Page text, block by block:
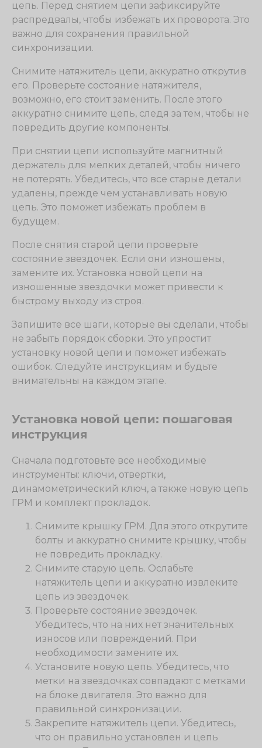
цепь. Перед снятием цепи зафиксируйте
распредвалы, чтобы избежать их проворота. Это
важно для сохранения правильной
синхронизации.
Снимите натяжитель цепи, аккуратно открутив
его. Проверьте состояние натяжителя,
возможно, его стоит заменить. После этого
аккуратно снимите цепь, следя за тем, чтобы не
повредить другие компоненты.
При снятии цепи используйте магнитный
держатель для мелких деталей, чтобы ничего
не потерять. Убедитесь, что все старые детали
удалены, прежде чем устанавливать новую
цепь. Это поможет избежать проблем в
будущем.
После снятия старой цепи проверьте
состояние звездочек. Если они изношены,
замените их. Установка новой цепи на
изношенные звездочки может привести к
быстрому выходу из строя.
Запишите все шаги, которые вы сделали, чтобы
не забыть порядок сборки. Это упростит
установку новой цепи и поможет избежать
ошибок. Следуйте инструкциям и будьте
внимательны на каждом этапе.
Установка новой цепи: пошаговая
инструкция
Сначала подготовьте все необходимые
инструменты: ключи, отвертки,
динамометрический ключ, а также новую цепь
ГРМ и комплект прокладок.
Снимите крышку ГРМ. Для этого открутите
болты и аккуратно снимите крышку, чтобы
не повредить прокладку.
Снимите старую цепь. Ослабьте
натяжитель цепи и аккуратно извлеките
цепь из звездочек.
Проверьте состояние звездочек.
Убедитесь, что на них нет значительных
износов или повреждений. При
необходимости замените их.
Установите новую цепь. Убедитесь, что
метки на звездочках совпадают с метками
на блоке двигателя. Это важно для
правильной синхронизации.
Закрепите натяжитель цепи. Убедитесь,
что он правильно установлен и цепь